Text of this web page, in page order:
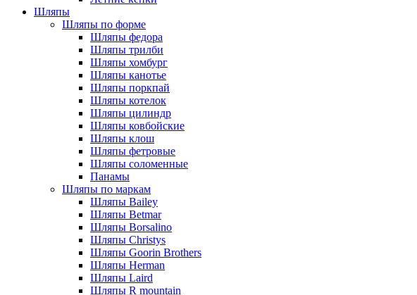
Шляпы
Шляпы по форме
Шляпы федора
Шляпы трилби
Шляпы хомбург
Шляпы канотье
Шляпы поркпай
Шляпы котелок
Шляпы цилиндр
Шляпы ковбойские
Шляпы клош
Шляпы фетровые
Шляпы соломенные
Панамы
Шляпы по маркам
Шляпы Bailey
Шляпы Betmar
Шляпы Borsalino
Шляпы Christys
Шляпы Goorin Brothers
Шляпы Herman
Шляпы Laird
Шляпы R mountain